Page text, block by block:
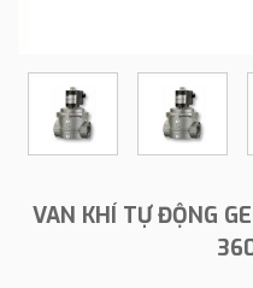
VAN KHÍ TỰ ĐỘNG